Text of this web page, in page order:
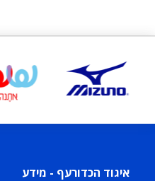
איגוד הכדורעף - מידע